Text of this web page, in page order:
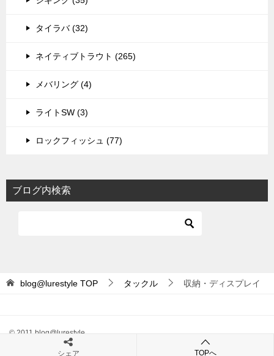
タイラバ (32)
ネイティブトラウト (265)
メバリング (4)
ライトSW (3)
ロックフィッシュ (77)
ブログ内検索
blog@lurestyle TOP タックル 収納・ディスプレイ
© 2011 blog@lurestyle
シェア TOPへ